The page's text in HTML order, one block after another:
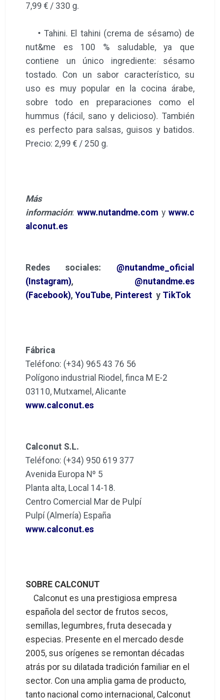
7,99 € / 330 g.
• Tahini. El tahini (crema de sésamo) de
nut&me es 100 % saludable, ya que
contiene un único ingrediente: sésamo
tostado. Con un sabor característico, su
uso es muy popular en la cocina árabe,
sobre todo en preparaciones como el
hummus (fácil, sano y delicioso). También
es perfecto para salsas, guisos y batidos.
Precio: 2,99 € / 250 g.
Más
información:www.nutandme.com ywww.c
alconut.es
Redes sociales: @nutandme_oficial
(Instagram), @nutandme.es
(Facebook), YouTube, Pinterest y TikTok
Fábrica
Teléfono: (+34) 965 43 76 56
Polígono industrial Riodel, finca M E-2
03110, Mutxamel, Alicante
www.calconut.es
Calconut S.L.
Teléfono: (+34) 950 619 377
Avenida Europa Nº 5
Planta alta, Local 14-18.
Centro Comercial Mar de Pulpí
Pulpí (Almería) España
www.calconut.es
SOBRE CALCONUT
Calconut es una prestigiosa empresa
española del sector de frutos secos,
semillas, legumbres, fruta desecada y
especias. Presente en el mercado desde
2005, sus orígenes se remontan décadas
atrás por su dilatada tradición familiar en el
sector. Con una amplia gama de producto,
tanto nacional como internacional, Calconut